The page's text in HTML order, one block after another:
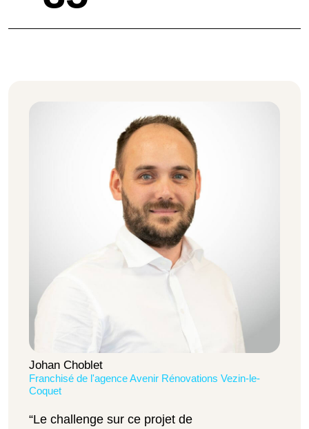
Johan Choblet
Franchisé de l'agence Avenir Rénovations Vezin-le-
Coquet
“Le challenge sur ce projet de